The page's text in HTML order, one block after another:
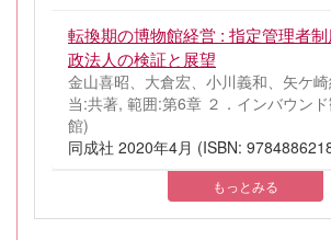
転換期の博物館経営 : 指定管理者
政法人の検証と展望
金山喜昭、大倉宏、小川義和、矢ケ
当:共著, 範囲:第6章 ２．インバウン
館)
同成社 2020年4月 (ISBN:
もっとみる